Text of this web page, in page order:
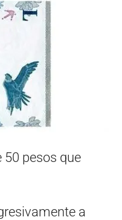
50 pesos que
a